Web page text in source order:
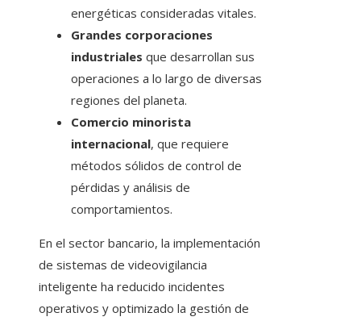
energéticas consideradas vitales.
Grandes corporaciones
industriales que desarrollan sus
operaciones a lo largo de diversas
regiones del planeta.
Comercio minorista
internacional, que requiere
métodos sólidos de control de
pérdidas y análisis de
comportamientos.
En el sector bancario, la implementación
de sistemas de videovigilancia
inteligente ha reducido incidentes
operativos y optimizado la gestión de